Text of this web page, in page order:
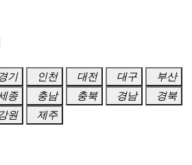
기 인천 대전 대구
부산
종 충남 충북 경남
경북
원 제주